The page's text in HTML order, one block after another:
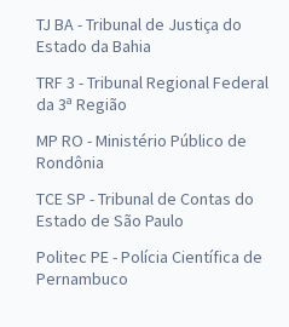
TJ BA - Tribunal de Justiça do
Estado da Bahia
TRF 3 - Tribunal Regional Federal
da 3ª Região
MP RO - Ministério Público de
Rondônia
TCE SP - Tribunal de Contas do
Estado de São Paulo
Politec PE - Polícia Científica de
Pernambuco